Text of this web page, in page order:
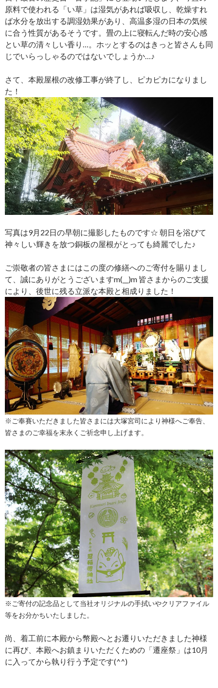
原料で使われる「い草」は湿気があれば吸収し、乾燥すれ
ば水分を放出する調湿効果があり、高温多湿の日本の気候
に合う性質があるそうです。畳の上に寝転んだ時の安心感
とい草の清々しい香り…。ホッとするのはきっと皆さんも同
じでいらっしゃるのではないでしょうか…♪
さて、本殿屋根の改修工事が終了し、ピカピカになりまし
た！
写真は9月22日の早朝に撮影したものです☆ 朝日を浴びて
神々しい輝きを放つ銅板の屋根がとっても綺麗でした♪
ご崇敬者の皆さまにはこの度の修繕へのご寄付を賜りまし
て、誠にありがとうございますm(__)m 皆さまからのご支援
により、後世に残る立派な本殿と相成りました！
※ご奉賽いただきました皆さまには大塚宮司により神様へご奉告、
皆さまのご幸福を末永くご祈念申し上げます。
※ご寄付の記念品として当社オリジナルの手拭いやクリアファイル
等をお分かちいたしました。
尚、着工前に本殿から幣殿へとお遷りいただきました神様
に再び、本殿へお鎮まりいただくための「遷座祭」は10月
に入ってから執り行う予定です(^^)